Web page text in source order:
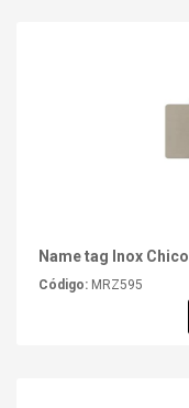
Name tag Inox Chico
Código: MRZ595